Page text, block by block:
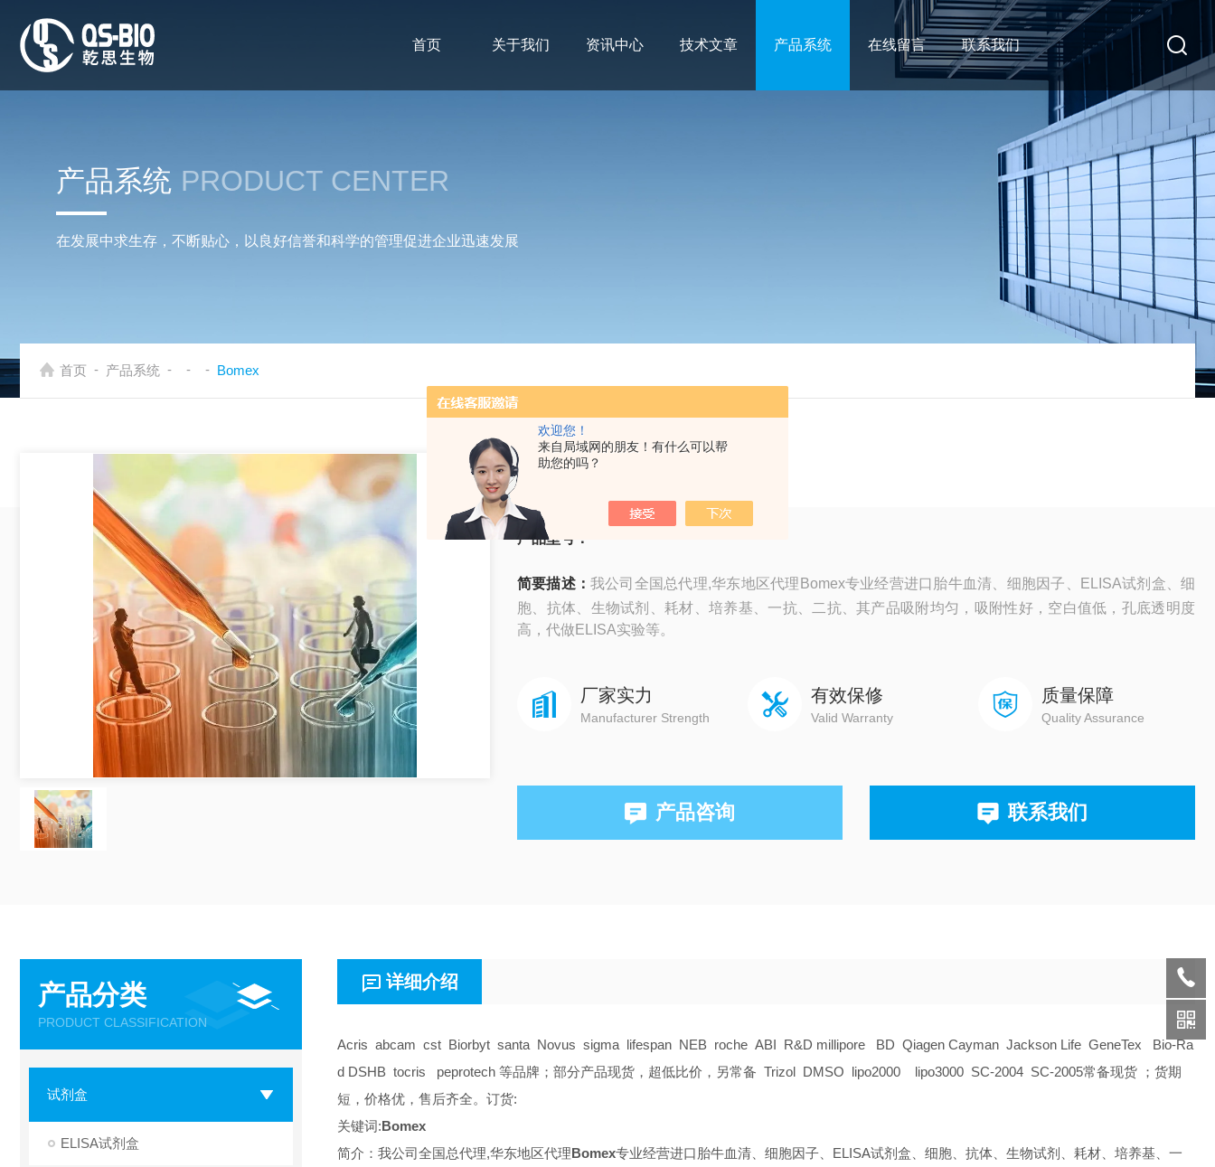
欢迎您！
来自局域网的朋友！有什么可以帮
助您的吗？
首页 关于我们 资讯中心 技术文章 产品系统 在线留言 联系我们
产品系统 PRODUCT CENTER
在发展中求生存，不断贴心，以良好信誉和科学的管理促进企业迅速发展
首页 - 产品系统 - - - Bomex
Bomex
产品型号：
简要描述： 我公司全国总代理,华东地区代理Bomex专业经营进口胎牛血清、细胞因子、ELISA试剂盒、细
胞、抗体、生物试剂、耗材、培养基、一抗、二抗、其产品吸附均匀，吸附性好，空白值低，孔底透明度
高，代做ELISA实验等。
厂家实力
Manufacturer Strength
有效保修
Valid Warranty
质量保障
Quality Assurance
产品咨询 联系我们
产品分类
PRODUCT CLASSIFICATION
试剂盒
ELISA试剂盒
详细介绍
Acris abcam cst Biorbyt santa Novus sigma lifespan NEB roche ABI R&D millipore BD Qiagen Cayman Jackson Life GeneTex Bio-Ra
d DSHB tocris peprotech 等品牌；部分产品现货，超低比价，另常备 Trizol DMSO lipo2000 lipo3000 SC-2004 SC-2005常备现货 ；货期
短，价格优，售后齐全。订货:
关键词:Bomex
简介：我公司全国总代理,华东地区代理Bomex专业经营进口胎牛血清、细胞因子、ELISA试剂盒、细胞、抗体、生物试剂、耗材、培养基、一